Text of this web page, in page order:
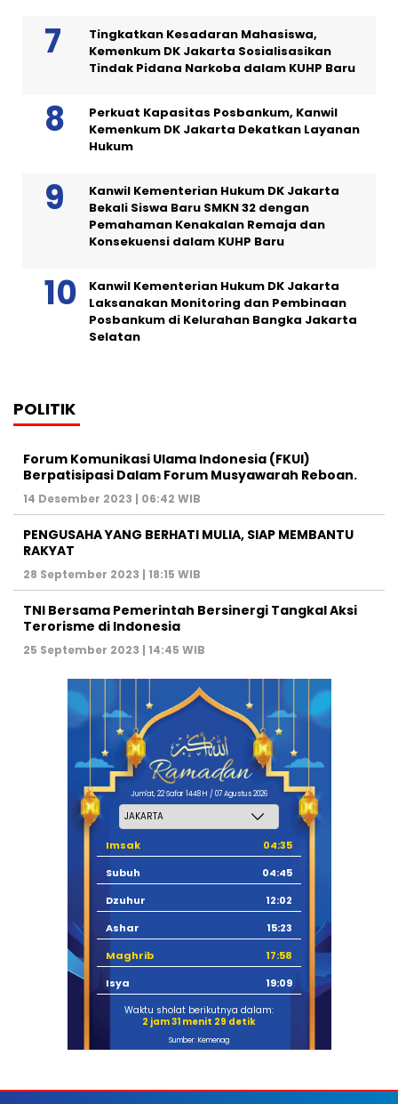
Tingkatkan Kesadaran Mahasiswa,
Kemenkum DK Jakarta Sosialisasikan
Tindak Pidana Narkoba dalam KUHP Baru
Perkuat Kapasitas Posbankum, Kanwil
Kemenkum DK Jakarta Dekatkan Layanan
Hukum
Kanwil Kementerian Hukum DK Jakarta
Bekali Siswa Baru SMKN 32 dengan
Pemahaman Kenakalan Remaja dan
Konsekuensi dalam KUHP Baru
Kanwil Kementerian Hukum DK Jakarta
Laksanakan Monitoring dan Pembinaan
Posbankum di Kelurahan Bangka Jakarta
Selatan
POLITIK
Forum Komunikasi Ulama Indonesia (FKUI)
Berpatisipasi Dalam Forum Musyawarah Reboan.
14 Desember 2023 | 06:42 WIB
PENGUSAHA YANG BERHATI MULIA, SIAP MEMBANTU
RAKYAT
28 September 2023 | 18:15 WIB
TNI Bersama Pemerintah Bersinergi Tangkal Aksi
Terorisme di Indonesia
25 September 2023 | 14:45 WIB
Jum'at, 22 Safar 1448 H / 07 Agustus 2026
Imsak
04:35
Subuh
04:45
Dzuhur
12:02
Ashar
15:23
Maghrib
17:58
Isya
19:09
Waktu sholat berikutnya dalam:
2 jam 31 menit 28 detik
Sumber: Kemenag